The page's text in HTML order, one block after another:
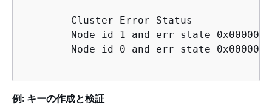
        Cluster Error Status
Node id 1 and err state
Node id 0 and err state
例: キーの作成と検証